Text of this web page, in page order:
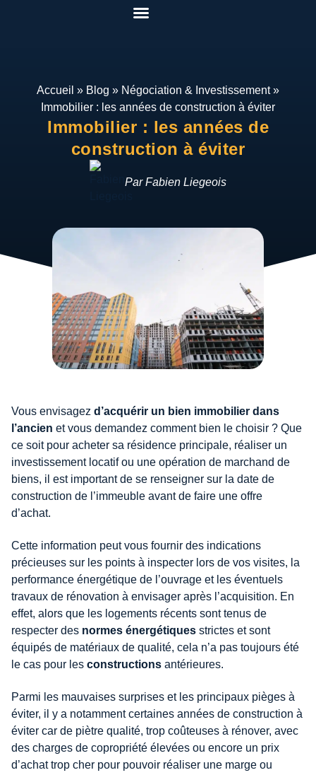
Accueil » Blog » Négociation & Investissement»
Immobilier : les années de construction à éviter
Immobilier : les années de
construction à éviter
Par Fabien Liegeois
Vous envisagez d’acquérir un bien immobilier dans
l’ancien et vous demandez comment bien le choisir ? Que
ce soit pour acheter sa résidence principale, réaliser un
investissement locatif ou une opération de marchand de
biens, il est important de se renseigner sur la date de
construction de l’immeuble avant de faire une offre
d’achat.
Cette information peut vous fournir des indications
précieuses sur les points à inspecter lors de vos visites, la
performance énergétique de l’ouvrage et les éventuels
travaux de rénovation à envisager après l’acquisition. En
effet, alors que les logements récents sont tenus de
respecter des normes énergétiques strictes et sont
équipés de matériaux de qualité, cela n’a pas toujours été
le cas pour les constructions antérieures.
Parmi les mauvaises surprises et les principaux pièges à
éviter, il y a notamment certaines années de construction à
éviter car de piètre qualité, trop coûteuses à rénover, avec
des charges de copropriété élevées ou encore un prix
d’achat trop cher pour pouvoir réaliser une marge ou